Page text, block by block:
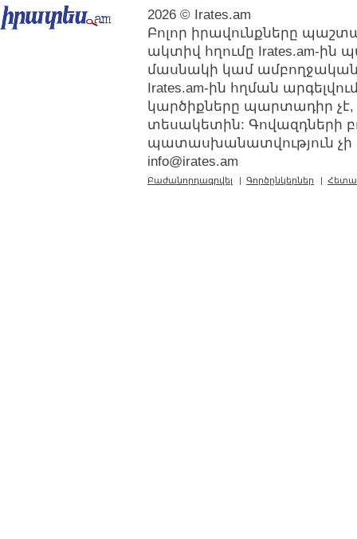
2026 © Irates.am
Բոլոր իրավունքները
ակտիվ հղումը Irates.am-ին
մասնակի կամ
Irates.am-ին հղման
կարծիքները պարտադիր չէ,
տեսակետին: Գովազդների
պատասխանատվություն չի
info@irates.am
Բաժանորդագրվել | Գործընկերներ |